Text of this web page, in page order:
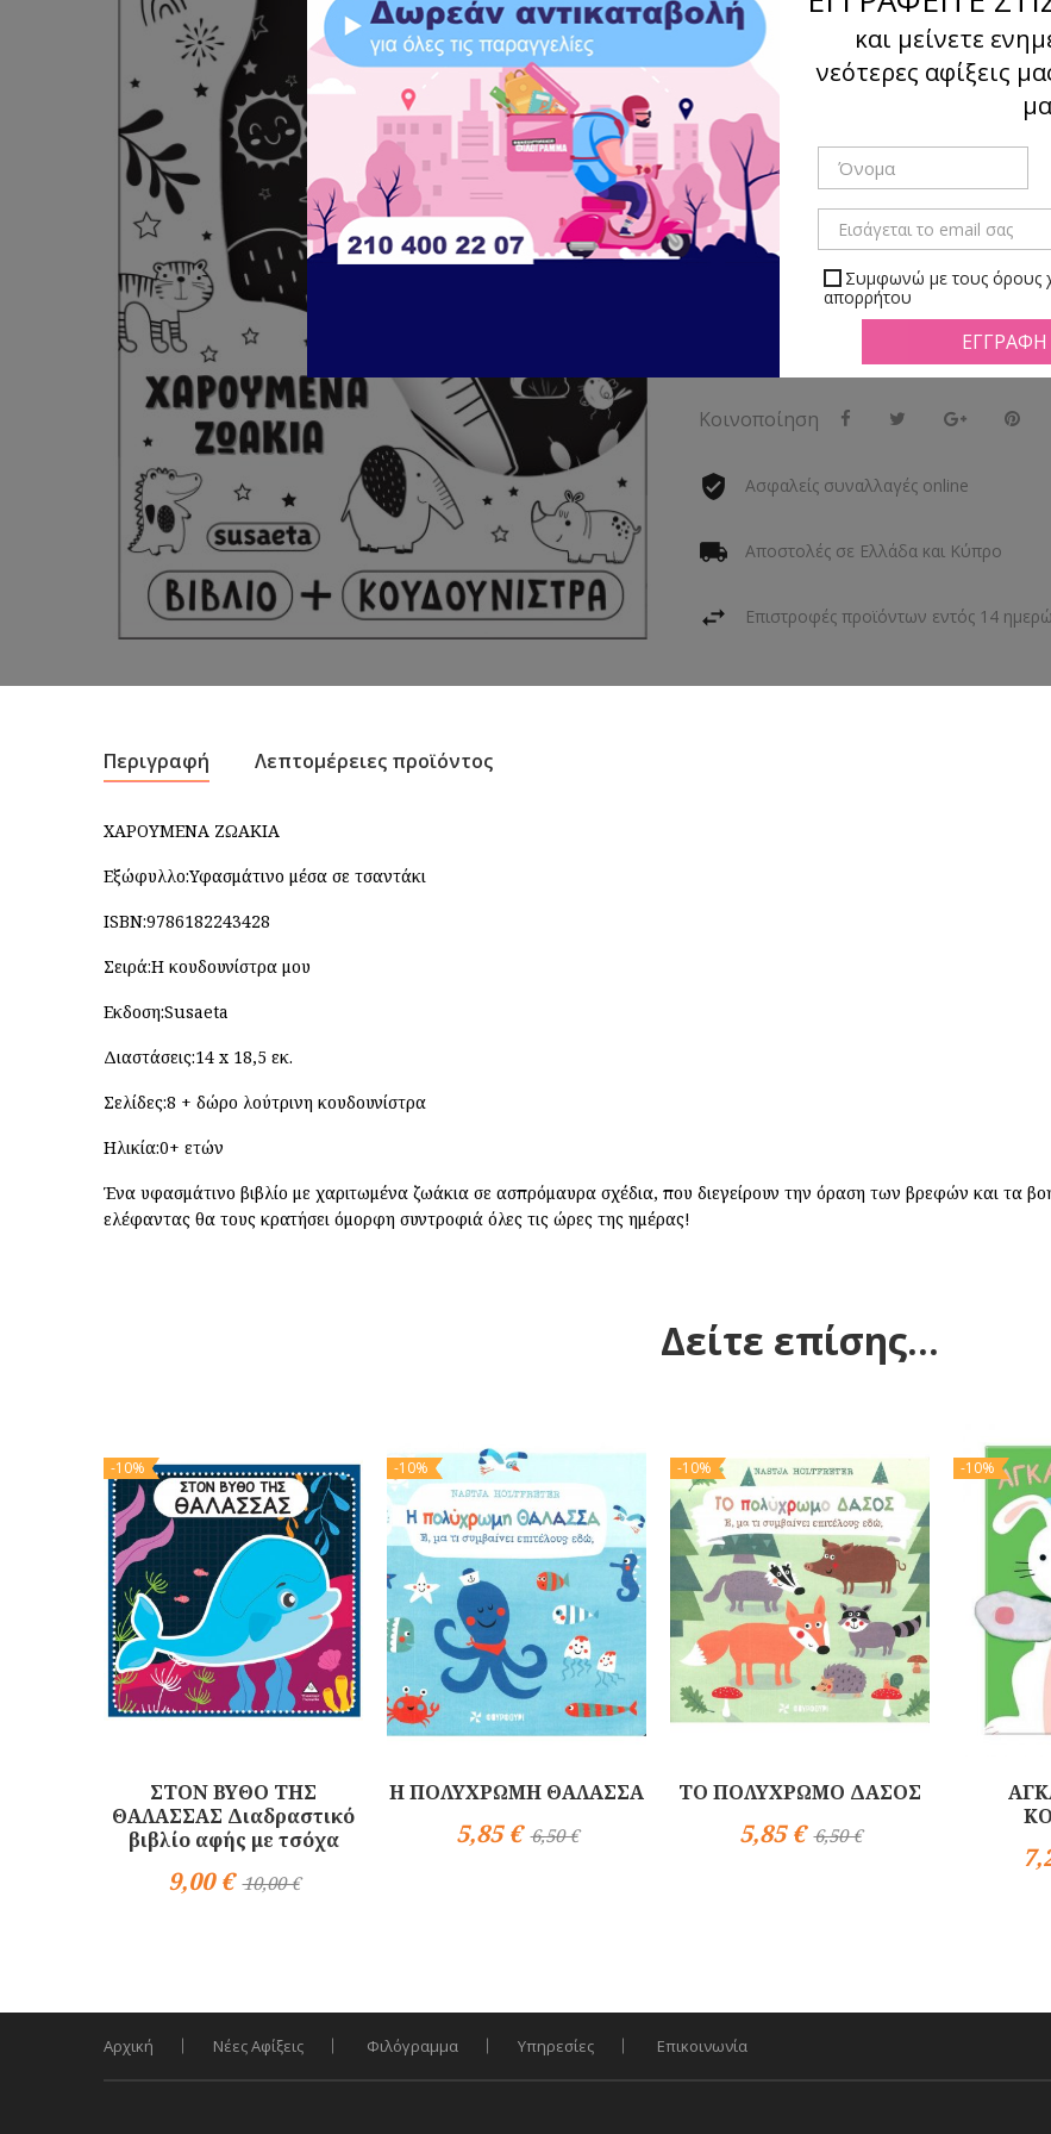
Κωδικός: 9786182243428
9,99 € 8,99 € Έκπτωση 10%
με ΦΠΑ
ΧΑΡΟΥΜΕΝΑ ΖΩΑΚΙΑ
Αγορά
Τελευταία προϊόντα σε απόθεμα
Κοινοποίηση
Ασφαλείς συναλλαγές online
Αποστολές σε Ελλάδα και Κύπρο
Επιστροφές προϊόντων εντός 14
Περιγραφή Λεπτομέρειες προϊόντος
ΧΑΡΟΥΜΕΝΑ ΖΩΑΚΙΑ
Εξώφυλλο:Υφασμάτινο μέσα σε τσαντάκι
ISBN:9786182243428
Σειρά:Η κουδουνίστρα μου
Εκδοση:Susaeta
Διαστάσεις:14 x 18,5 εκ.
Σελίδες:8 + δώρο λούτρινη κουδουνίστρα
Ηλικία:0+ ετών
Ένα υφασμάτινο βιβλίο με χαριτωμένα ζωάκια σε ασπρόμαυρα σχέδια, που διεγείρουν την όραση των βρεφών και τα
ελέφαντας θα τους κρατήσει όμορφη συντροφιά όλες τις ώρες της ημέρας!
Δείτε επίσης...
-10%
ΣΤΟΝ ΒΥΘΟ ΤΗΣ
ΘΑΛΑΣΣΑΣ Διαδραστικό
βιβλίο αφής με τσόχα
9,00 € 10,00 €
Αγορά
-10%
Η ΠΟΛΥΧΡΩΜΗ ΘΑΛΑΣΣΑ
5,85 € 6,50 €
Αγορά
-10%
ΤΟ ΠΟΛΥΧΡΩΜΟ ΔΑΣΟΣ
5,85 € 6,50 €
Αγορά
-10%
Αρχική Νέες Αφίξεις Φιλόγραμμα Υπηρεσίες Επικοινωνία
και μείνετε
νεότερες αφίξεις
Συμφωνώ με τους όρους
απορρήτου